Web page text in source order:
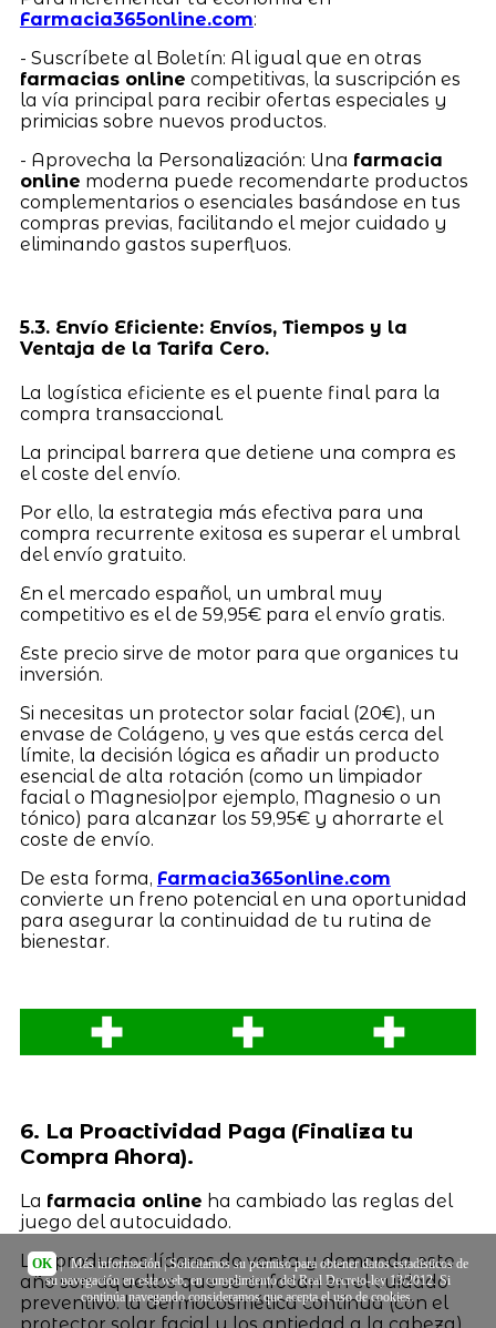
Farmacia365online.com:
- Suscríbete al Boletín: Al igual que en otras
farmacias online competitivas, la suscripción es
la vía principal para recibir ofertas especiales y
primicias sobre nuevos productos.
- Aprovecha la Personalización: Una farmacia
online moderna puede recomendarte productos
complementarios o esenciales basándose en tus
compras previas, facilitando el mejor cuidado y
eliminando gastos superfluos.
5.3. Envío Eficiente: Envíos, Tiempos y la
Ventaja de la Tarifa Cero.
La logística eficiente es el puente final para la
compra transaccional.
La principal barrera que detiene una compra es
el coste del envío.
Por ello, la estrategia más efectiva para una
compra recurrente exitosa es superar el umbral
del envío gratuito.
En el mercado español, un umbral muy
competitivo es el de 59,95€ para el envío gratis.
Este precio sirve de motor para que organices tu
inversión.
Si necesitas un protector solar facial (20€), un
envase de Colágeno, y ves que estás cerca del
límite, la decisión lógica es añadir un producto
esencial de alta rotación (como un limpiador
facial o Magnesio|por ejemplo, Magnesio o un
tónico) para alcanzar los 59,95€ y ahorrarte el
coste de envío.
De esta forma, Farmacia365online.com
convierte un freno potencial en una oportunidad
para asegurar la continuidad de tu rutina de
bienestar.
6. La Proactividad Paga (Finaliza tu
Compra Ahora).
La farmacia online ha cambiado las reglas del
juego del autocuidado.
Los productos líderes de venta y demanda este
año son aquellos que se enfocan en el cuidado
preventivo: la dermocosmética continua (con el
OK | Más información| Solicitamos su permiso para obtener datos estadísticos de
su navegación en esta web, en cumplimiento del Real Decreto-ley 13/2012. Si
continúa navegando consideramos que acepta el uso de cookies.